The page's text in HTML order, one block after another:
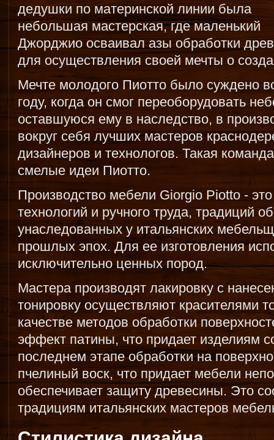
дедушки по материнской линии была
небольшая мастерская, где маленький
Джорджио осваивал азы обработки
для осуществления своей мечты о
Мечте молодого Пиотто было суждено
году, когда он смог переоборудовать
оставшуюся ему в наследство, в
вокруг себя лучших мастеров
дизайнеров и технологов. Такая
смелые идеи Пиотто.
Производство мебели Giorgio Piotto -
технологий и ручного труда, традиций
унаследованных у итальянских
прошлых эпох. Для ее изготовления
исключительно ценных пород.
Мастера производят лакировку с
тонировку осуществляют красителями
качестве методов обработки
эффект патины, что придает изделиям
последнем этапе обработки на
пчелиный воск, что придает мебели
обеспечивает защиту древесины. Это
традициям итальянских мастеров